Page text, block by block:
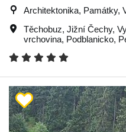
Architektonika, Památky,
Těchobuz, Jižní Čechy,
vrchovina, Podblanicko,